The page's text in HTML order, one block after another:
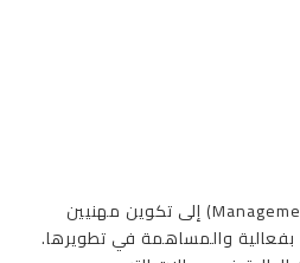
تهدف الإجازة في التصرّف (Management) إلى تكوين مهنيين
والمساهمة في تطويرها.